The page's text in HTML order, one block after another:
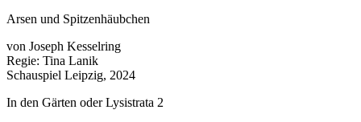
Arsen und Spitzenhäubchen
von Joseph Kesselring
Regie: Tina Lanik
Schauspiel Leipzig, 2024
In den Gärten oder Lysistrata 2